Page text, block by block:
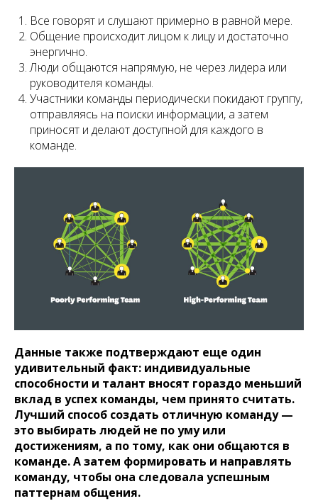
Все говорят и слушают примерно в равной мере.
Общение происходит лицом к лицу и достаточно
энергично.
Люди общаются напрямую, не через лидера или
руководителя команды.
Участники команды периодически покидают группу,
отправляясь на поиски информации, а затем
приносят и делают доступной для каждого в
команде.
Данные также подтверждают еще один
удивительный факт: индивидуальные
способности и талант вносят гораздо меньший
вклад в успех команды, чем принято считать.
Лучший способ создать отличную команду —
это выбирать людей не по уму или
достижениям, а по тому, как они общаются в
команде. А затем формировать и направлять
команду, чтобы она следовала успешным
паттернам общения.